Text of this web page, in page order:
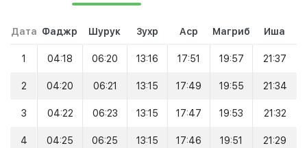
Дата Фаджр Шурук Зухр Аср Магриб Иша
1 04:18 06:20 13:16 17:51 19:57 21:37
2 04:20 06:21 13:15 17:49 19:55 21:34
3 04:22 06:23 13:15 17:47 19:53 21:32
4 04:25 06:25 13:15 17:46 19:51 21:29